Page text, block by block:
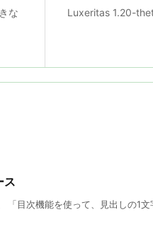
Luxeritas 1.20-
な
ス
「目次機能を使って、見出しの1文